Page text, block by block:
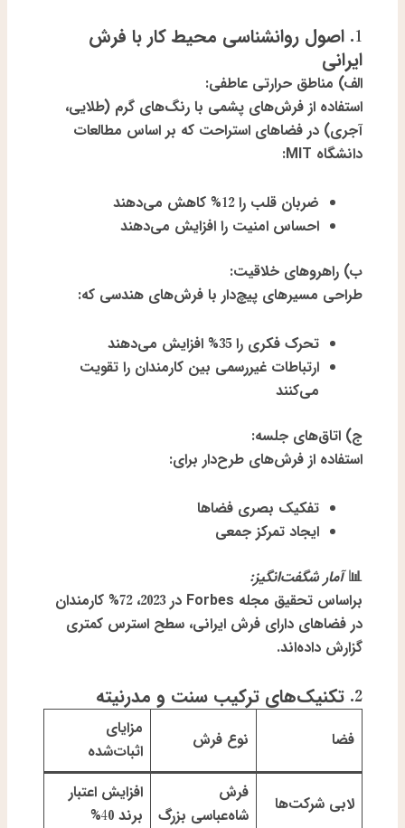
1. اصول روانشناسی محیط کار با فرش
ایرانی
الف) مناطق حرارتی عاطفی:
استفاده از فرش‌های پشمی با رنگ‌های گرم (طلایی،
آجری) در فضاهای استراحت که بر اساس مطالعات
دانشگاه MIT:
ضربان قلب را 12% کاهش می‌دهند
احساس امنیت را افزایش می‌دهند
ب) راهروهای خلاقیت:
طراحی مسیرهای پیچ‌دار با فرش‌های هندسی که:
تحرک فکری را 35% افزایش می‌دهند
ارتباطات غیررسمی بین کارمندان را تقویت
می‌کنند
ج) اتاق‌های جلسه:
استفاده از فرش‌های طرح‌دار برای:
تفکیک بصری فضاها
ایجاد تمرکز جمعی
📊آمار شگفت‌انگیز:
براساس تحقیق مجله Forbes در 2023، 72% کارمندان
در فضاهای دارای فرش ایرانی، سطح استرس کمتری
گزارش داده‌اند.
2. تکنیک‌های ترکیب سنت و مدرنیته
فضا نوع فرش
مزایای
اثبات‌شده
لابی شرکت‌ها
فرش
شاه‌عباسی بزرگ
افزایش اعتبار
برند 40%